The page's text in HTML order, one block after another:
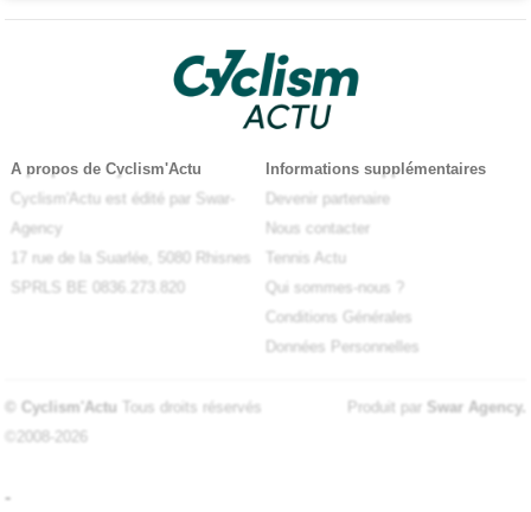
A propos de Cyclism'Actu
Cyclism'Actu est édité par Swar-
Agency
17 rue de la Suarlée, 5080 Rhisnes
SPRLS BE 0836.273.820
Informations supplémentaires
Devenir partenaire
Nous contacter
Tennis Actu
Qui sommes-nous ?
Conditions Générales
Données Personnelles
© Cyclism'Actu Tous droits réservés
©2008-2026
Produit par Swar Agency.
-